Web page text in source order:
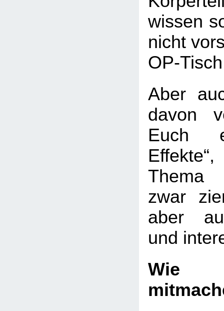
wissen
nicht
OP-
Aber
davon
Euch
Thema
zwar
aber
und
Wie